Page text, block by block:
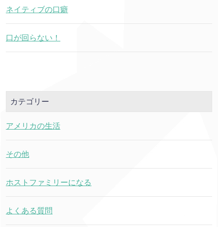
ネイティブの口癖
口が回らない！
カテゴリー
アメリカの生活
その他
ホストファミリーになる
よくある質問